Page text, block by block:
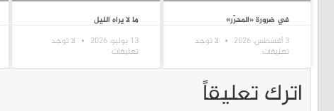
في ضرورة «المحرِّر»
3 أغسطس، 2026 لا توجد
تعليقات
ما لا يراه الليل
13 يوليو، 2026 لا توجد
تعليقات
اترك تعليقاً